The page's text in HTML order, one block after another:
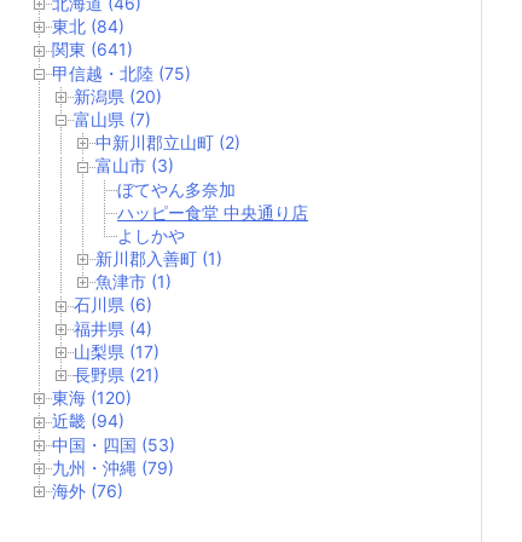
東北 (84)
関東 (641)
甲信越・北陸 (75)
新潟県 (20)
富山県 (7)
中新川郡立山町 (2)
富山市 (3)
ぼてやん多奈加
ハッピー食堂 中央通り店
よしかや
新川郡入善町 (1)
魚津市 (1)
石川県 (6)
福井県 (4)
山梨県 (17)
長野県 (21)
東海 (120)
近畿 (94)
中国・四国 (53)
九州・沖縄 (79)
海外 (76)